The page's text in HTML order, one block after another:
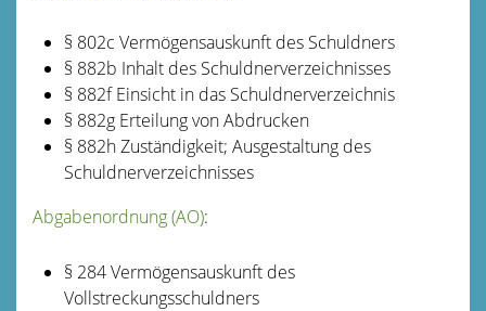
§ 802c Vermögensauskunft des Schuldners
§ 882b Inhalt des Schuldnerverzeichnisses
§ 882f Einsicht in das Schuldnerverzeichnis
§ 882g Erteilung von Abdrucken
§ 882h Zuständigkeit; Ausgestaltung des
Schuldnerverzeichnisses
Abgabenordnung (AO):
§ 284 Vermögensauskunft des
Vollstreckungsschuldners